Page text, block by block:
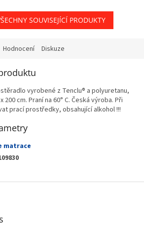
SOUVISEJÍCÍ PRODUKTY
Hodnocení Diskuze
vyrobené z Tenclu® a polyuretanu,
200 cm. Praní na 60° C. Česká výroba. Při
prací prostředky, obsahující alkohol !!!
matrace